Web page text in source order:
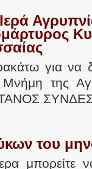
Ιερά
για να
της
του
μπορείτε